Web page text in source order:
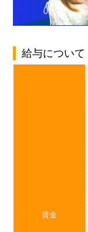
給与について
賃金